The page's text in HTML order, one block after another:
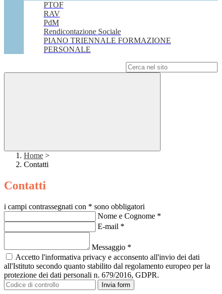
PTOF
RAV
PdM
Rendicontazione Sociale
PIANO TRIENNALE FORMAZIONE
PERSONALE
Home >
Contatti
Contatti
i campi contrassegnati con * sono obbligatori
Nome e Cognome *
E-mail *
Messaggio *
Accetto l'informativa privacy e acconsento all'invio dei dati
all'Istituto secondo quanto stabilito dal regolamento europeo per la
protezione dei dati personali n. 679/2016, GDPR.
Invia form